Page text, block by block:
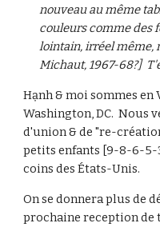
nouveau au même
couleurs comme des
lointain, irréel même,
Michaut, 1967-68?]
Hạnh & moi sommes
Washington, DC. Nous
d'union & de "re-
petits enfants [9-8-6-5-
coins des États-Unis.
On se donnera plus de
prochaine reception de